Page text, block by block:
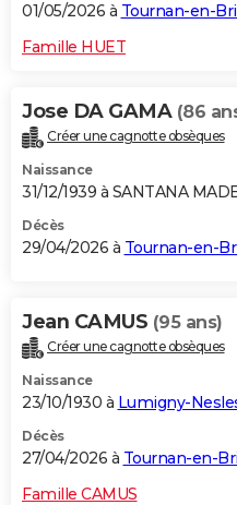
01/05/2026 à Tournan-en-
Famille HUET
Jose DA GAMA (86
Créer une cagnotte obsèques
Naissance
31/12/1939 à SANTANA
Décès
29/04/2026 à Tournan-en-
Jean CAMUS (95 ans)
Créer une cagnotte obsèques
Naissance
23/10/1930 à Lumigny-
Décès
27/04/2026 à Tournan-en-
Famille CAMUS